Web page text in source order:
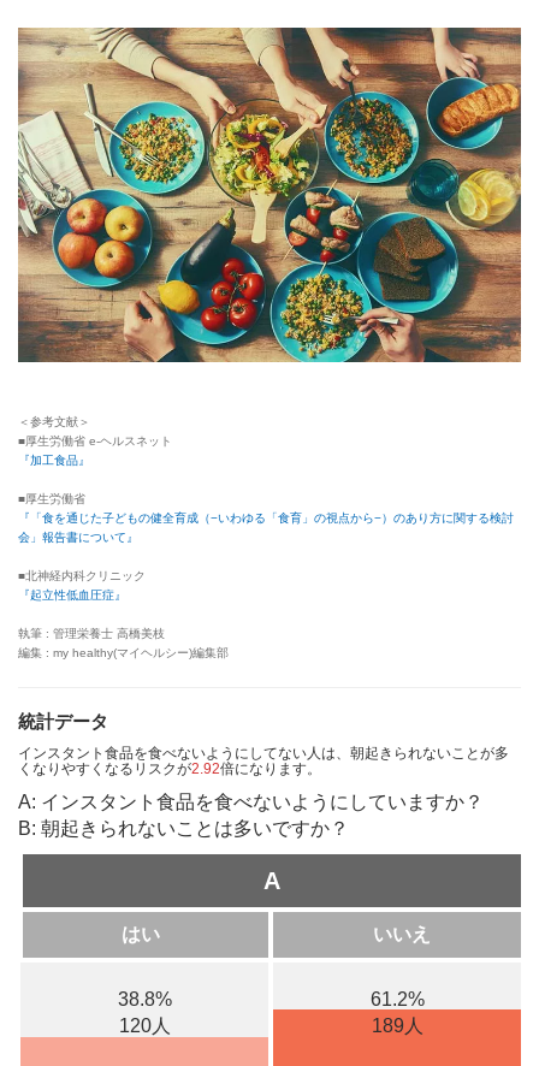
＜参考文献＞
■厚生労働省 e-ヘルスネット
『加工食品』
■厚生労働省
『「食を通じた子どもの健全育成（−いわゆる「食育」の視点から−）のあり方に関する検討
会」報告書について』
■北神経内科クリニック
『起立性低血圧症』
執筆 : 管理栄養士 高橋美枝
編集 : my healthy(マイヘルシー)編集部
統計データ
インスタント食品を食べないようにしてない人は、朝起きられないことが多
くなりやすくなるリスクが2.92倍になります。
A: インスタント食品を食べないようにしていますか？
B: 朝起きられないことは多いですか？
A
はい いいえ
38.8%
120人
61.2%
189人